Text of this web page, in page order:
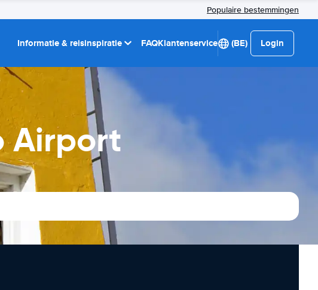
Populaire bestemmingen
Informatie & reisinspiratie FAQKlantenservice (BE) Login
Airport